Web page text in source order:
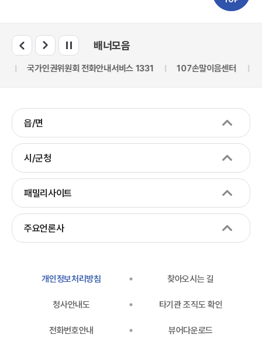
배너모음
국가인권위원회 전화안내서비스 1331 107손말이음센터
읍/면
시/군청
패밀리사이트
주요언론사
개인정보처리방침 찾아오시는 길
청사안내도 타기관 조직도 확인
전화번호안내 뷰어다운로드